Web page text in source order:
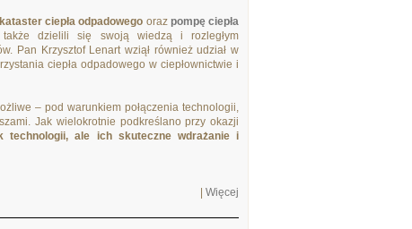
kataster ciepła odpadowego oraz pompę ciepła
dzielili się swoją wiedzą i rozległym
Pan Krzysztof Lenart wziął również udział w
ciepła odpadowego w ciepłownictwie i
– pod warunkiem połączenia technologii,
Jak wielokrotnie podkreślano przy okazji
technologii, ale ich skuteczne wdrażanie i
Więcej